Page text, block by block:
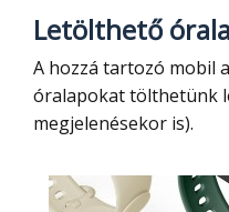
Letölthető
A hozzá tartozó mobil alkalmazással további
óralapokat tölthetünk
megjelenésekor is).